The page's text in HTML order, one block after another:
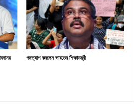
পদত্যাগ করলেন ভারতের শিক্ষামন্ত্রী